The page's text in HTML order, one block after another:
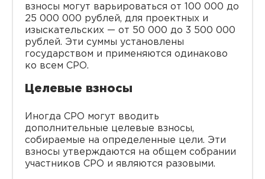
взносы могут варьироваться от 100 000 до
25 000 000 рублей, для проектных и
изыскательских — от 50 000 до 3 500 000
рублей. Эти суммы установлены
государством и применяются одинаково
ко всем СРО.
Целевые взносы
Иногда СРО могут вводить
дополнительные целевые взносы,
собираемые на определенные цели. Эти
взносы утверждаются на общем собрании
участников СРО и являются разовыми.